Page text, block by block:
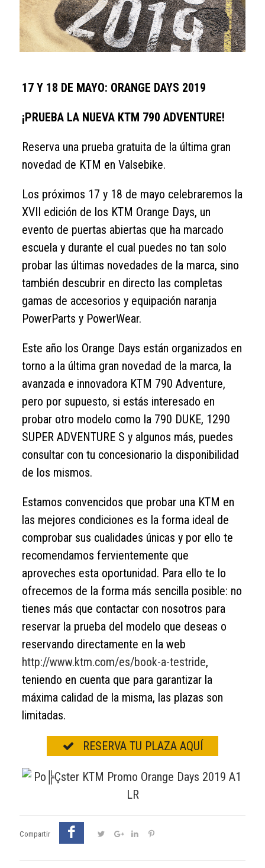
17 Y 18 DE MAYO: ORANGE DAYS 2019
¡PRUEBA LA NUEVA KTM 790 ADVENTURE!
Reserva una prueba gratuita de la última gran
novedad de KTM en Valsebike.
Los próximos 17 y 18 de mayo celebraremos la
XVII edición de los KTM Orange Days, un
evento de puertas abiertas que ha marcado
escuela y durante el cual puedes no tan solo
probar las últimas novedades de la marca, sino
también descubrir en directo las completas
gamas de accesorios y equipación naranja
PowerParts y PowerWear.
Este año los Orange Days están organizados en
torno a la última gran novedad de la marca, la
avanzada e innovadora KTM 790 Adventure,
pero por supuesto, si estás interesado en
probar otro modelo como la 790 DUKE, 1290
SUPER ADVENTURE S y algunos más, puedes
consultar con tu concesionario la disponibilidad
de los mismos.
Estamos convencidos que probar una KTM en
las mejores condiciones es la forma ideal de
comprobar sus cualidades únicas y por ello te
recomendamos fervientemente que
aproveches esta oportunidad. Para ello te lo
ofrecemos de la forma más sencilla posible: no
tienes más que contactar con nosotros para
reservar la prueba del modelo que deseas o
reservando directamente en la web
http://www.ktm.com/es/book-a-testride,
teniendo en cuenta que para garantizar la
máxima calidad de la misma, las plazas son
limitadas.
RESERVA TU PLAZA AQUÍ
Compartir